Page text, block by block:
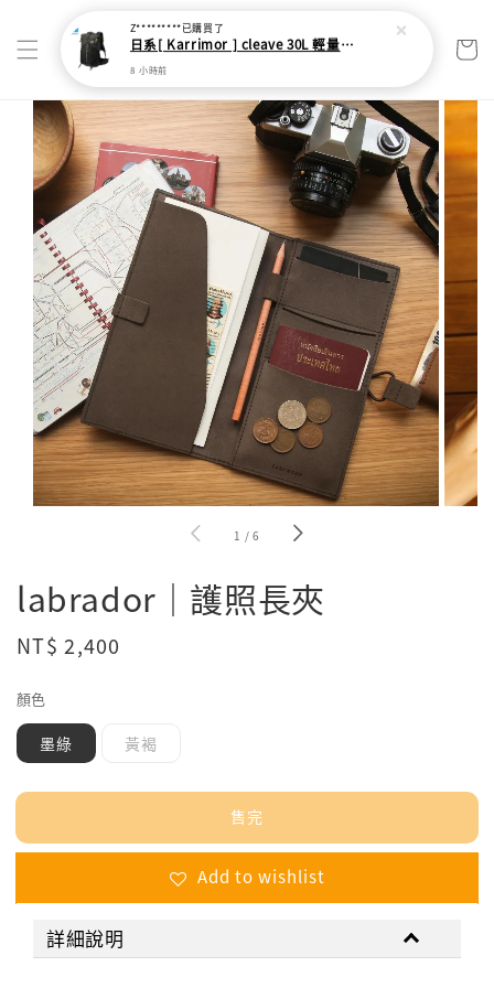
1 /6
labrador｜護照長夾
Regular
NT$ 2,400
顏色
墨綠 黃褐
售完
Add to wishlist
詳細說明
Z*********已購買了
日系[ Karrimor ] cleave 30L 輕量野跑健走包
8 小時前